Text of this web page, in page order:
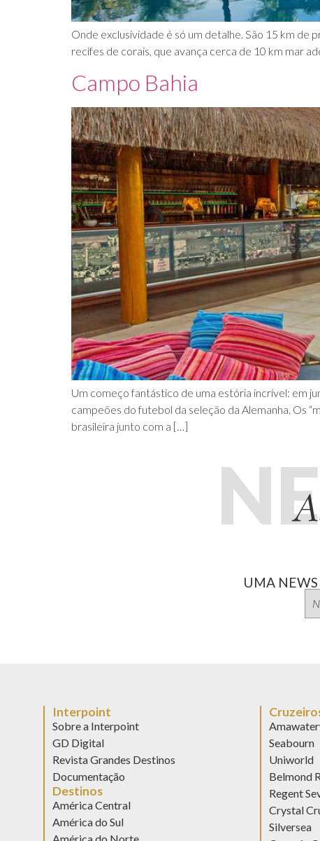
Onde exclusividade é só um detalhe. São 15 km de
recifes de corais, que avança cerca de 10 km mar
Campo Bahia
Um começo fantástico de uma estória incrível: em
campeões do futebol da seleção da Alemanha. Os
brasileira junto com a […]
UMA NEWS
Interpoint
Sobre a Interpoint
GD Digital
Revista Grandes Destinos
Documentação
Destinos
América Central
América do Sul
Seabourn
Uniworld
Belmond
Regent
Crystal
Silversea